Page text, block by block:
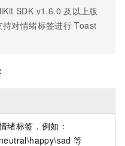
SDK v1.6.0 及以上版
对情绪标签进行 Toast
绪标签，例如：
neutral\happy\sad 等